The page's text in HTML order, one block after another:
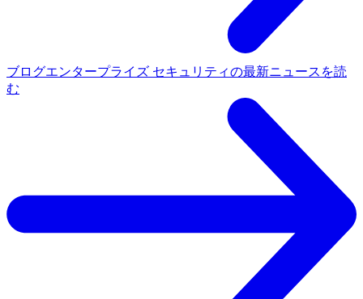
ブログエンタープライズ セキュリティの最新ニュースを読
む